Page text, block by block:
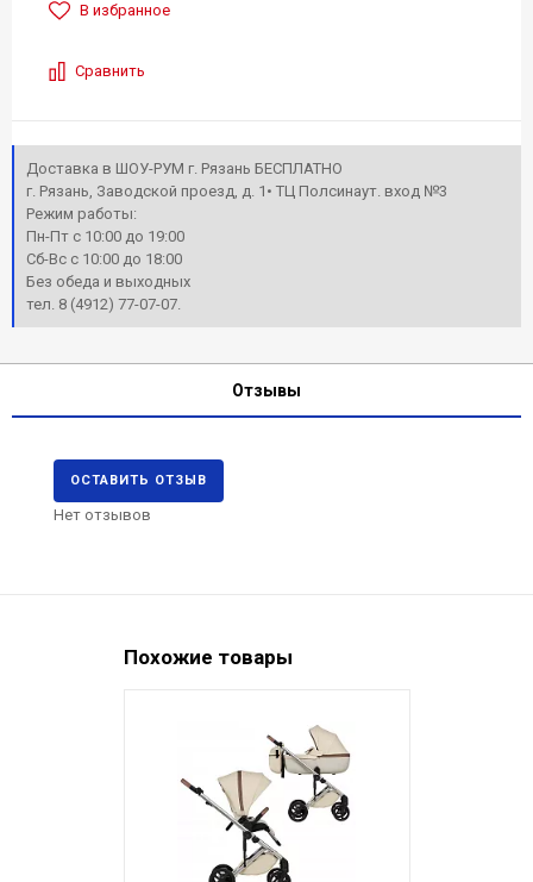
В избранное
Сравнить
Доставка в ШОУ-РУМ г. Рязань БЕСПЛАТНО
г. Рязань, Заводской проезд, д. 1• ТЦ Полсинаут. вход №3
Режим работы:
Пн-Пт с 10:00 до 19:00
Сб-Вс с 10:00 до 18:00
Без обеда и выходных
тел. 8 (4912) 77-07-07.
Отзывы
ОСТАВИТЬ ОТЗЫВ
Нет отзывов
Похожие товары